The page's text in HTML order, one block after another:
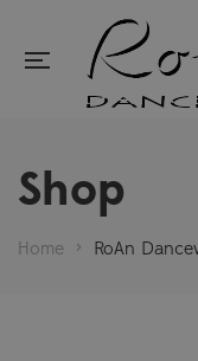
Shop
Home > RoAn